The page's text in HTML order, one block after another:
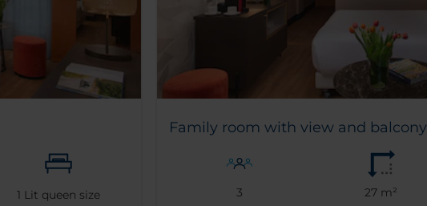
1 Lit queen size
Family room with view and balcony
3 27 m²